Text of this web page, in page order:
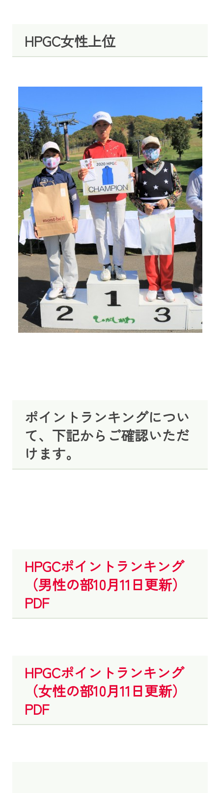
HPGC女性上位
ポイントランキングについ
て、下記からご確認いただ
けます。
HPGCポイントランキング
（男性の部10月11日更新）
PDF
HPGCポイントランキング
（女性の部10月11日更新）
PDF